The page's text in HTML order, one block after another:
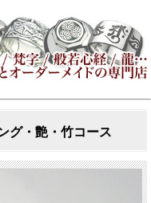
グ・艶・竹コース